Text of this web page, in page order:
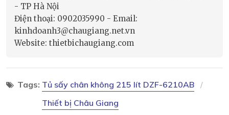
- TP Hà Nội
Điện thoại: 0902035990 - Email:
kinhdoanh3@chaugiang.net.vn
Website: thietbichaugiang.com
Tags: Tủ sấy chân không 215 lít DZF-6210AB
Thiết bị Châu Giang